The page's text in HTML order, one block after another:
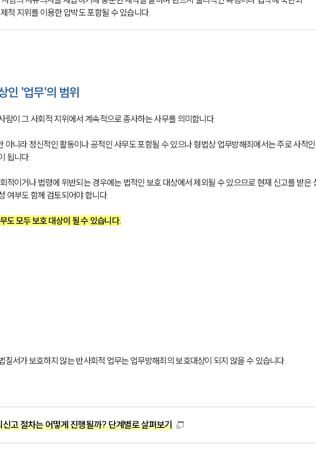
적 지위를 이용한 압박도 포함될 수 있습니다.
인 '업무'의 범위
람이 그 사회적 지위에서 계속적으로 종사하는 사무를 의미합니다.
아니라 정신적인 활동이나 공적인 사무도 포함될 수 있으나 형법상 업무방해죄에서는 주로 사적
됩니다.
적이거나 법령에 위반되는 경우에는 법적인 보호 대상에서 제외될 수 있으므로 현재 신고를 받은
여부도 함께 검토되어야 합니다.
도 모두 보호 대상이 될 수 있습니다.
질서가 보호하지 않는 반사회적 업무는 업무방해죄의 보호대상이 되지 않을 수 있습니다.
고 절차는 어떻게 진행될까? 단계별로 살펴보기